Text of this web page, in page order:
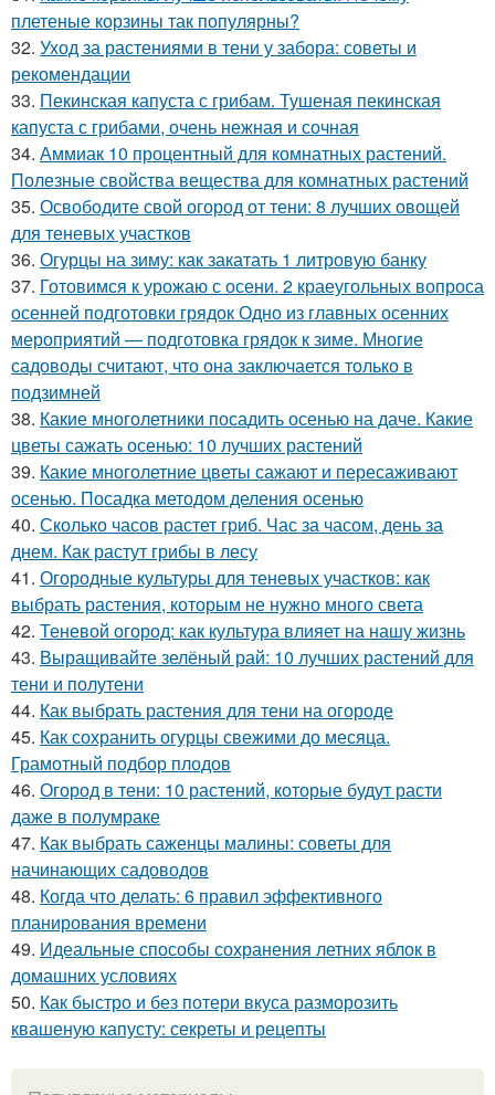
плетеные корзины так популярны?
32. Уход за растениями в тени у забора: советы и
рекомендации
33. Пекинская капуста с грибам. Тушеная пекинская
капуста с грибами, очень нежная и сочная
34. Аммиак 10 процентный для комнатных растений.
Полезные свойства вещества для комнатных растений
35. Освободите свой огород от тени: 8 лучших овощей
для теневых участков
36. Огурцы на зиму: как закатать 1 литровую банку
37. Готовимся к урожаю с осени. 2 краеугольных вопроса
осенней подготовки грядок Одно из главных осенних
мероприятий — подготовка грядок к зиме. Многие
садоводы считают, что она заключается только в
подзимней
38. Какие многолетники посадить осенью на даче. Какие
цветы сажать осенью: 10 лучших растений
39. Какие многолетние цветы сажают и пересаживают
осенью. Посадка методом деления осенью
40. Сколько часов растет гриб. Час за часом, день за
днем. Как растут грибы в лесу
41. Огородные культуры для теневых участков: как
выбрать растения, которым не нужно много света
42. Теневой огород: как культура влияет на нашу жизнь
43. Выращивайте зелёный рай: 10 лучших растений для
тени и полутени
44. Как выбрать растения для тени на огороде
45. Как сохранить огурцы свежими до месяца.
Грамотный подбор плодов
46. Огород в тени: 10 растений, которые будут расти
даже в полумраке
47. Как выбрать саженцы малины: советы для
начинающих садоводов
48. Когда что делать: 6 правил эффективного
планирования времени
49. Идеальные способы сохранения летних яблок в
домашних условиях
50. Как быстро и без потери вкуса разморозить
квашеную капусту: секреты и рецепты